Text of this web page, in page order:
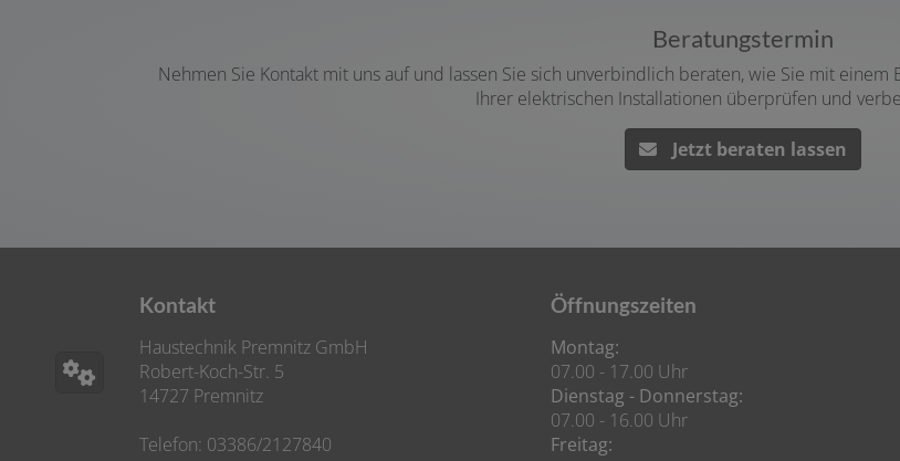
Beratungstermin
Nehmen Sie Kontakt mit uns auf und lassen Sie sich unverbindlich beraten, wie Sie mit einem
Ihrer elektrischen Installationen überprüfen und
Jetzt beraten lassen
Kontakt
Haustechnik Premnitz GmbH
Robert-Koch-Str. 5
14727 Premnitz
Telefon: 03386/2127840
Öffnungszeiten
Montag:
07.00 - 17.00 Uhr
Dienstag - Donnerstag:
07.00 - 16.00 Uhr
Freitag: